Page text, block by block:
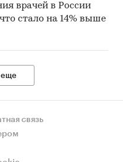
врачей в России
стало на 14% выше
еще
связь